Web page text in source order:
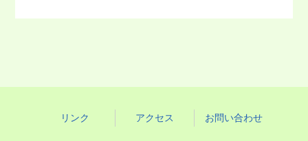
リンク アクセス お問い合わせ